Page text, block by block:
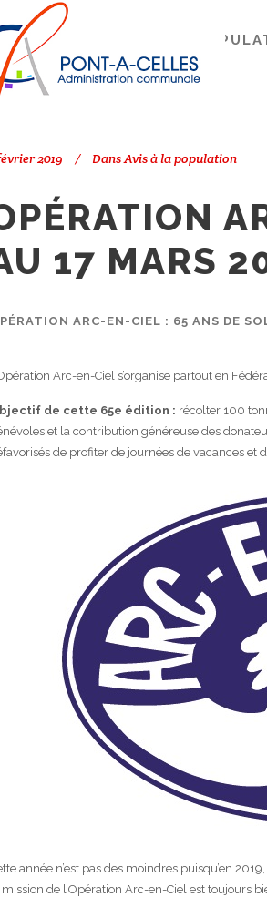
À-CELLES AVIS À LA
2019 DansAvis à la population
17 MARS
ARC-EN-CIEL : 65 ANS DE
Arc-en-Ciel s’organise partout en
de cette 65e édition : récolter 100
et la contribution généreuse des
de profiter de journées de vacances et
année n’est pas des moindres puisqu’en
mission de l’Opération Arc-en-Ciel est toujours